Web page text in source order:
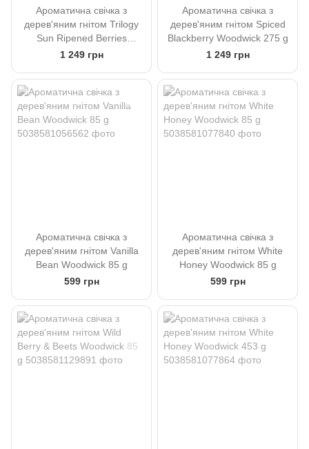
Ароматична свічка з
дерев'яним гнітом Trilogy
Sun Ripened Berries
Woodwick 275 g
1 249 грн
Ароматична свічка з
дерев'яним гнітом Spiced
Blackberry Woodwick 275 g
1 249 грн
Ароматична свічка з
дерев'яним гнітом Vanilla
Bean Woodwick 85 g
599 грн
Ароматична свічка з
дерев'яним гнітом White
Honey Woodwick 85 g
599 грн